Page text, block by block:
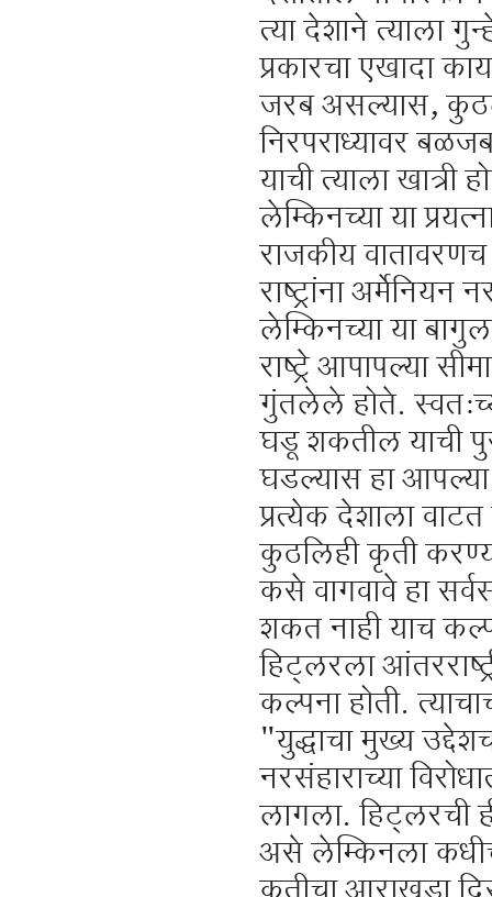
त्या देशाने त्याला
प्रकारचा एखादा
जरब असल्यास,
निरपराध्यावर
याची त्याला खात्री
लेम्किनच्या या
राजकीय वातावरणच
राष्ट्रांना
लेम्किनच्या या
राष्ट्रे आपापल्या
गुंतलेले होते.
घडू शकतील याची
घडल्यास हा
प्रत्येक देशाला वाटत
कुठलिही कृती
कसे वागवावे हा
शकत नाही याच
हिट्लरला
कल्पना होती.
"युद्धाचा मुख्य
नरसंहाराच्या
लागला. हिट्लरची
असे लेम्किनला कधीच